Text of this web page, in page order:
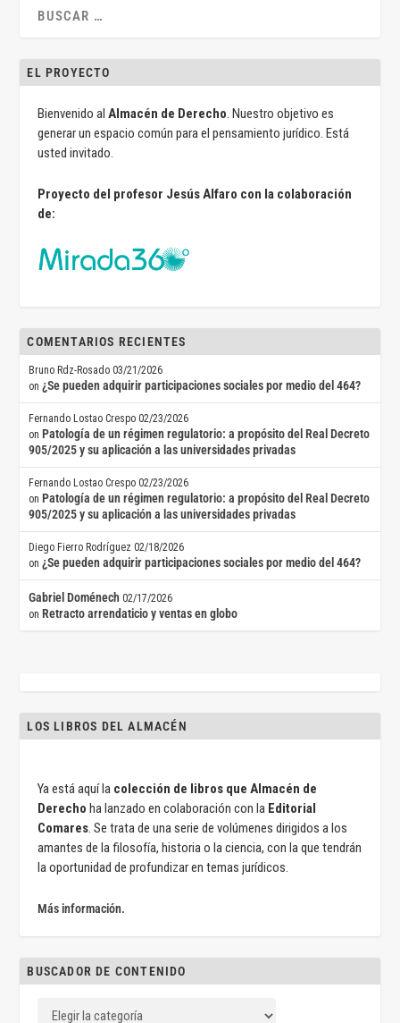
EL PROYECTO
Bienvenido alAlmacén de Derecho. Nuestro objetivo es
generar un espacio común para el pensamiento jurídico. Está
usted invitado.
Proyecto del profesor Jesús Alfaro con la colaboración
de:
COMENTARIOS RECIENTES
Bruno Rdz-Rosado 03/21/2026
on¿Se pueden adquirir participaciones sociales por medio del 464?
Fernando Lostao Crespo 02/23/2026
on Patología de un régimen regulatorio: a propósito del Real Decreto
905/2025 y su aplicación a las universidades privadas
Fernando Lostao Crespo 02/23/2026
on Patología de un régimen regulatorio: a propósito del Real Decreto
905/2025 y su aplicación a las universidades privadas
Diego Fierro Rodríguez 02/18/2026
on¿Se pueden adquirir participaciones sociales por medio del 464?
Gabriel Doménech 02/17/2026
on Retracto arrendaticio y ventas en globo
LOS LIBROS DEL ALMACÉN
Ya está aquí la colección de libros que Almacén de
Derecho ha lanzado en colaboración con la Editorial
Comares. Se trata de una serie de volúmenes dirigidos a los
amantes de la filosofía, historia o la ciencia, con la que tendrán
la oportunidad de profundizar en temas jurídicos.
Más información.
BUSCADOR DE CONTENIDO